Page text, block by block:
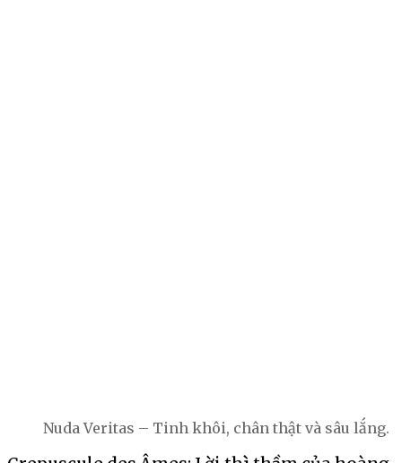
Nuda Veritas – Tinh khôi, chân thật và sâu lắng.